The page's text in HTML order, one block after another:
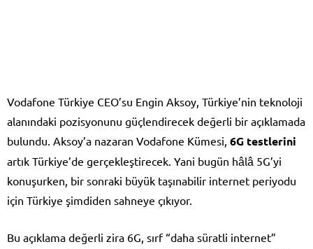
Vodafone Türkiye CEO’su Engin Aksoy, Türkiye’nin teknoloji
alanındaki pozisyonunu güçlendirecek değerli bir açıklamada
bulundu. Aksoy’a nazaran Vodafone Kümesi, 6G testlerini
artık Türkiye’de gerçekleştirecek. Yani bugün hâlâ 5G’yi
konuşurken, bir sonraki büyük taşınabilir internet periyodu
için Türkiye şimdiden sahneye çıkıyor.
Bu açıklama değerli zira 6G, sırf “daha süratli internet”